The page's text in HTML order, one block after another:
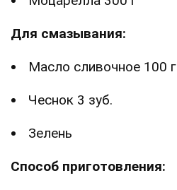
Для смазывания:
Масло сливочное 100 г
Чеснок 3 зуб.
Зелень
Способ приготовления: